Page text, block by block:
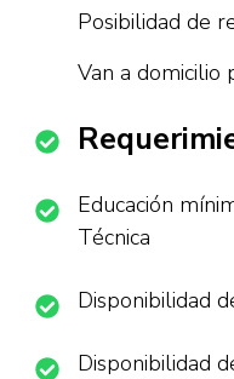
Posibilidad de
Van a domicilio
Educación
Técnica
Disponibilidad
Disponibilidad